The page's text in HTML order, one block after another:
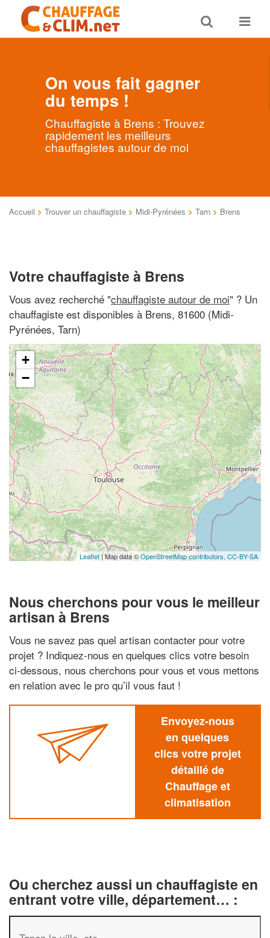
Toggle
search
Toggle
On vous fait gagner
du temps !
Chauffagiste à Brens : Trouvez
rapidement les meilleurs
chauffagistes autour de moi
Accueil > Trouver un chauffagiste > Midi-Pyrénées > Tarn > Brens
Votre chauffagiste à Brens
Vous avez recherché "chauffagiste autour de moi" ? Un
chauffagiste est disponibles à Brens, 81600 (Midi-
Pyrénées, Tarn)
+
−
Leaflet| Map data ©OpenStreetMap contributors, CC-BY-SA
Nous cherchons pour vous le meilleur
artisan à Brens
Vous ne savez pas quel artisan contacter pour votre
projet ? Indiquez-nous en quelques clics votre besoin
ci-dessous, nous cherchons pour vous et vous mettons
en relation avec le pro qu’il vous faut !
Envoyez-nous
en quelques
clics votre projet
détaillé de
Chauffage et
climatisation
Ou cherchez aussi un chauffagiste en
entrant votre ville, département… :